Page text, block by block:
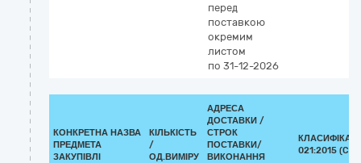
перед
поставкою
окремим
листом
по 31-12-2026
КОНКРЕТНА НАЗВА
ПРЕДМЕТА
ЗАКУПІВЛІ
КІЛЬКІСТЬ
/
ОД.ВИМІРУ
АДРЕСА
ДОСТАВКИ /
СТРОК
ПОСТАВКИ/
ВИКОНАННЯ
021:2015